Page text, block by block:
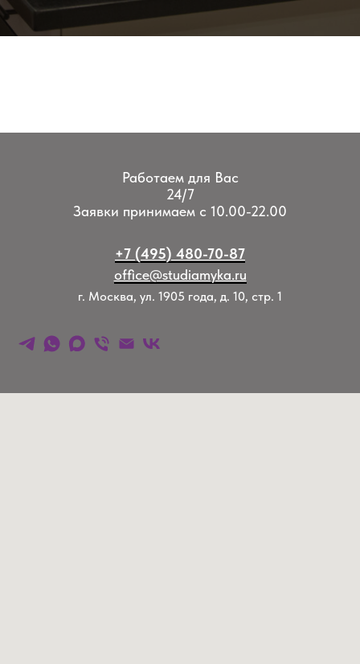
Работаем для Вас
24/7
Заявки принимаем с 10.00-22.00
+7 (495) 480-70-87
office@studiamyka.ru
г. Москва, ул. 1905 года, д. 10, стр. 1